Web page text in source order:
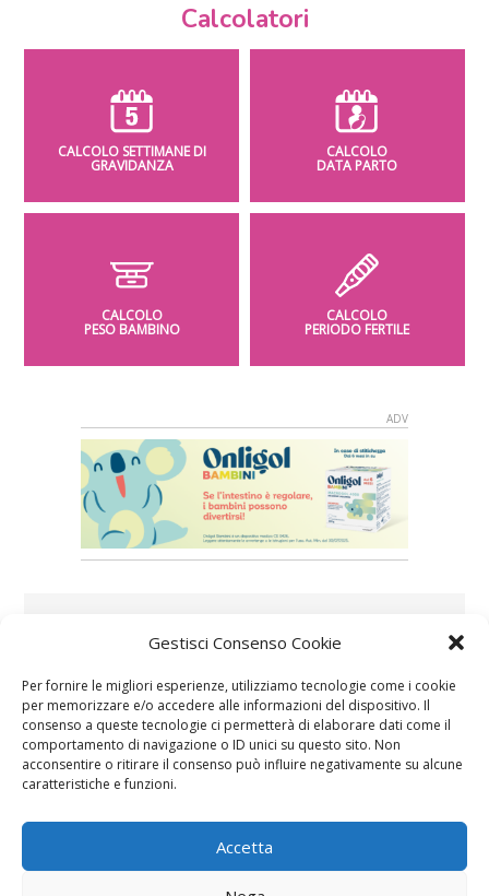
Gestisci Consenso Cookie
Per fornire le migliori esperienze, utilizziamo tecnologie come i cookie
per memorizzare e/o accedere alle informazioni del dispositivo. Il
consenso a queste tecnologie ci permetterà di elaborare dati come il
comportamento di navigazione o ID unici su questo sito. Non
acconsentire o ritirare il consenso può influire negativamente su alcune
caratteristiche e funzioni.
Accetta
Calcolatori
CALCOLO SETTIMANE DI
GRAVIDANZA
CALCOLO
DATA PARTO
CALCOLO
PESO BAMBINO
CALCOLO
PERIODO FERTILE
Speciali in evidenza